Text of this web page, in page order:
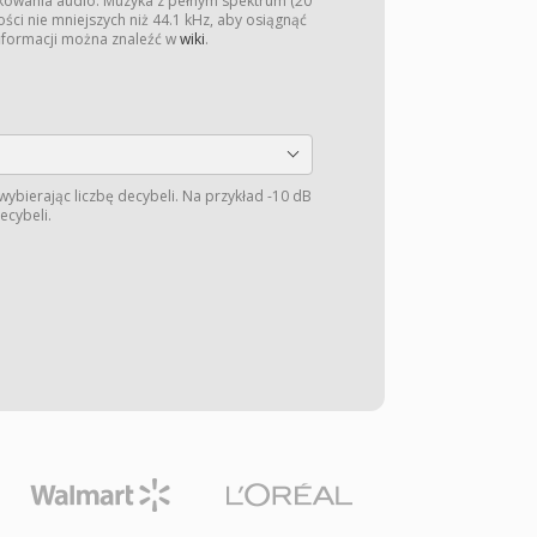
nie mniejszych niż 44.1 kHz, aby osiągnąć
można znaleźć wwiki.
liczbę decybeli. Na przykład -10 dB